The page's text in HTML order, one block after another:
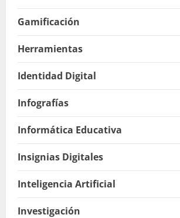
Gamificación
Herramientas
Identidad Digital
Infografías
Informática Educativa
Insignias Digitales
Inteligencia Artificial
Investigación